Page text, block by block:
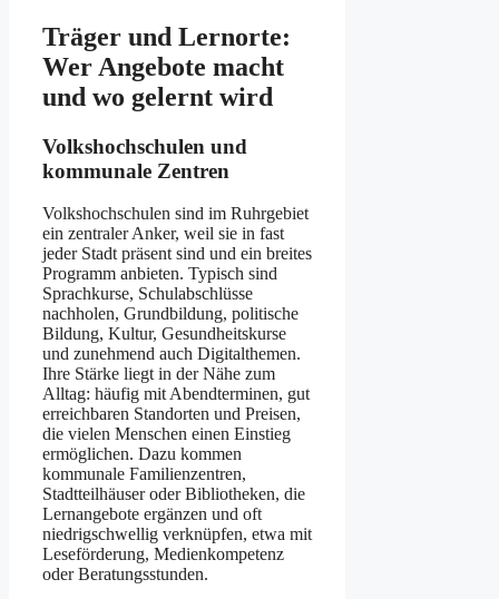
Träger und Lernorte:
Wer Angebote macht
und wo gelernt wird
Volkshochschulen und
kommunale Zentren
Volkshochschulen sind im Ruhrgebiet
ein zentraler Anker, weil sie in fast
jeder Stadt präsent sind und ein breites
Programm anbieten. Typisch sind
Sprachkurse, Schulabschlüsse
nachholen, Grundbildung, politische
Bildung, Kultur, Gesundheitskurse
und zunehmend auch Digitalthemen.
Ihre Stärke liegt in der Nähe zum
Alltag: häufig mit Abendterminen, gut
erreichbaren Standorten und Preisen,
die vielen Menschen einen Einstieg
ermöglichen. Dazu kommen
kommunale Familienzentren,
Stadtteilhäuser oder Bibliotheken, die
Lernangebote ergänzen und oft
niedrigschwellig verknüpfen, etwa mit
Leseförderung, Medienkompetenz
oder Beratungsstunden.